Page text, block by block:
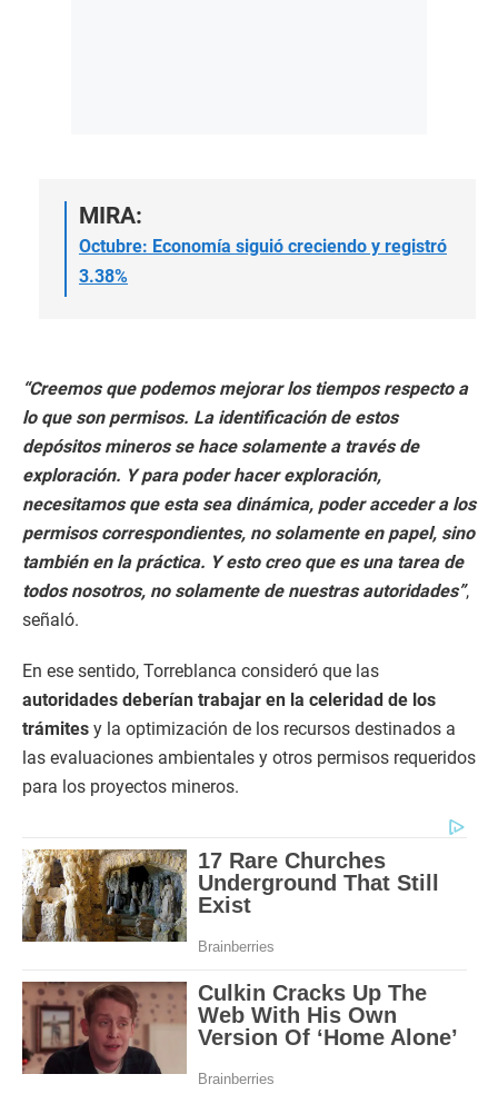
MIRA:
Octubre: Economía siguió creciendo y registró
3.38%
“Creemos que podemos mejorar los tiempos respecto a
lo que son permisos. La identificación de estos
depósitos mineros se hace solamente a través de
exploración. Y para poder hacer exploración,
necesitamos que esta sea dinámica, poder acceder a los
permisos correspondientes, no solamente en papel, sino
también en la práctica. Y esto creo que es una tarea de
todos nosotros, no solamente de nuestras autoridades”,
señaló.
En ese sentido, Torreblanca consideró que las
autoridades deberían trabajar en la celeridad de los
trámites y la optimización de los recursos destinados a
las evaluaciones ambientales y otros permisos requeridos
para los proyectos mineros.